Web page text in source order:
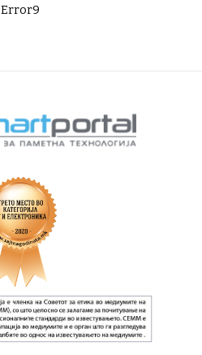
Error9